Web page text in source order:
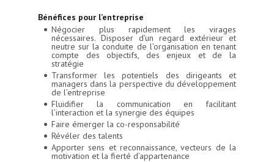
Bénéfices pour l’entreprise
Négocier plus rapidement les virages
nécessaires. Disposer d’un regard extérieur et
neutre sur la conduite de l’organisation en tenant
compte des objectifs, des enjeux et de la
stratégie
Transformer les potentiels des dirigeants et
managers dans la perspective du développement
de l’entreprise
Fluidifier la communication en facilitant
l’interaction et la synergie des équipes
Faire émerger la co-responsabilité
Révéler des talents
Apporter sens et reconnaissance, vecteurs de la
motivation et la fierté d’appartenance